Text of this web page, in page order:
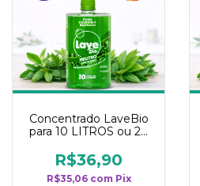
Concentrado LaveBio
para 10 LITROS ou 20
rendimento da
categoria - Neutro
R$36,90
R$35,06 com Pix